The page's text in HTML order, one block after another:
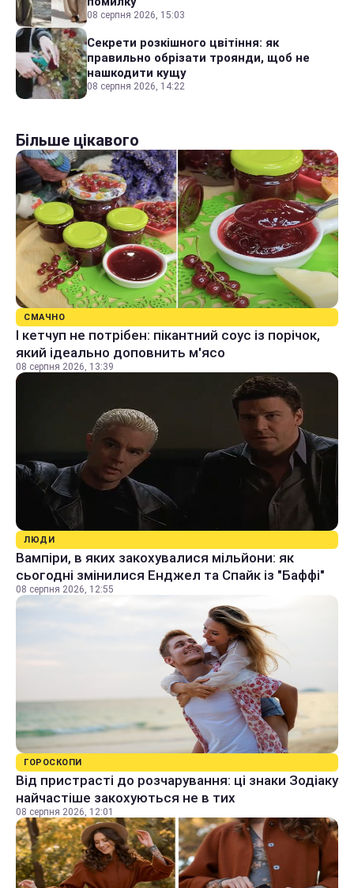
08 серпня 2026, 15:03
Секрети розкішного цвітіння: як
правильно обрізати троянди, щоб не
нашкодити кущу
08 серпня 2026, 14:22
Більше цікавого
СМАЧНО
І кетчуп не потрібен: пікантний соус із порічок,
який ідеально доповнить м'ясо
08 серпня 2026, 13:39
ЛЮДИ
Вампіри, в яких закохувалися мільйони: як
сьогодні змінилися Енджел та Спайк із "Баффі"
08 серпня 2026, 12:55
ГОРОСКОПИ
Від пристрасті до розчарування: ці знаки Зодіаку
найчастіше закохуються не в тих
08 серпня 2026, 12:01